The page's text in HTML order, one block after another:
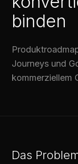
binden
Journeys und
kommerziellem
Das